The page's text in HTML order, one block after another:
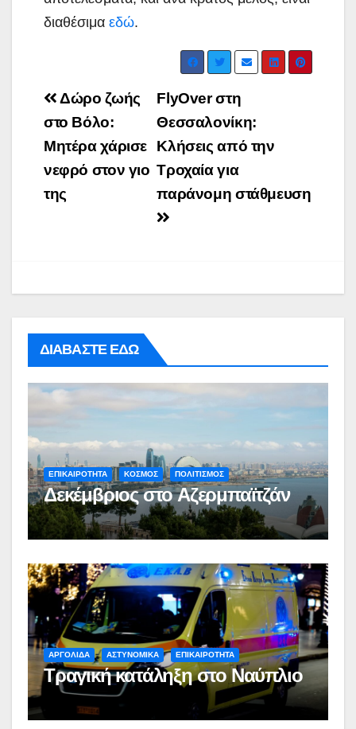
διαθέσιμα εδώ.
Post
navigation
FlyOver στη
Θεσσαλονίκη:
Κλήσεις από την
Τροχαία για
παράνομη στάθμευση
Δώρο ζωής
στο Βόλο:
Μητέρα χάρισε
νεφρό στον γιο
της
ΔΙΑΒΑΣΤΕ ΕΔΩ
ΕΠΙΚΑΙΡΟΤΗΤΑ ΚΟΣΜΟΣ ΠΟΛΙΤΙΣΜΟΣ
Δεκέμβριος στο Αζερμπαϊτζάν
ΑΡΓΟΛΙΔΑ ΑΣΤΥΝΟΜΙΚΑ ΕΠΙΚΑΙΡΟΤΗΤΑ
Τραγική κατάληξη στο Ναύπλιο